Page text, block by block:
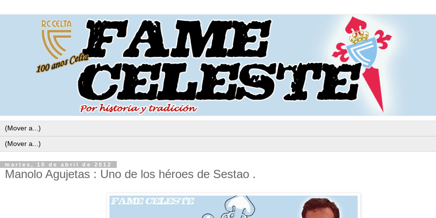
martes, 10 de abril de 2012
Manolo Agujetas : Uno de los héroes de Sestao .